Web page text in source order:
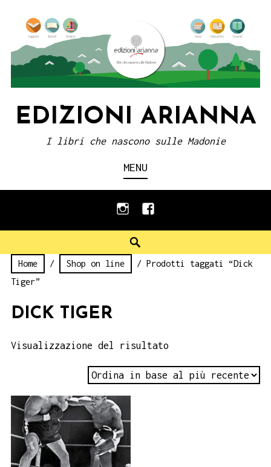
content
EDIZIONI ARIANNA
I libri che nascono sulle Madonie
MENU
instagramfacebook
Home / Shop on line
/ Prodotti taggati “Dick
Tiger”
DICK TIGER
Visualizzazione del risultato